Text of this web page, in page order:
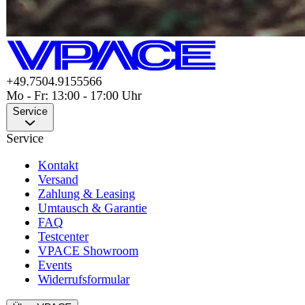
+49.7504.9155566
Mo - Fr: 13:00 - 17:00 Uhr
Service
Service
Kontakt
Versand
Zahlung & Leasing
Umtausch & Garantie
FAQ
Testcenter
VPACE Showroom
Events
Widerrufsformular